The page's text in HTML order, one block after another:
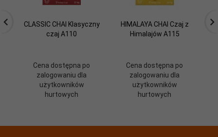
CLASSIC CHAI Klasyczny
czaj A110
Cena dostępna po
zalogowaniu dla
użytkowników
hurtowych
HIMALAYA CHAI Czaj z
Himalajów A115
Cena dostępna po
zalogowaniu dla
użytkowników
hurtowych